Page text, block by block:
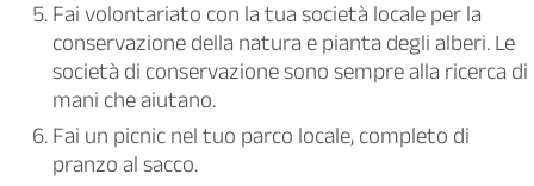
Fai volontariato con la tua società locale per la
conservazione della natura e pianta degli alberi. Le
società di conservazione sono sempre alla ricerca di
mani che aiutano.
Fai un picnic nel tuo parco locale, completo di
pranzo al sacco.